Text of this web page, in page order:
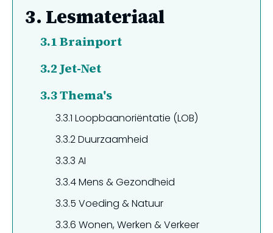
3. Lesmateriaal
3.1Brainport
3.2Jet-Net
3.3Thema's
3.3.1 Loopbaanoriëntatie (LOB)
3.3.2Duurzaamheid
3.3.3 AI
3.3.4Mens & Gezondheid
3.3.5 Voeding & Natuur
3.3.6 Wonen, Werken & Verkeer